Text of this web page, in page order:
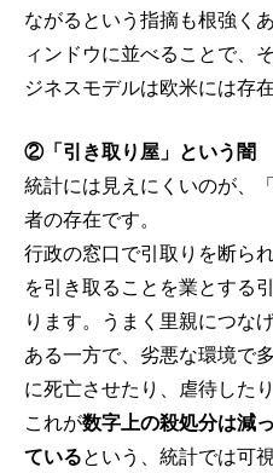
ながるという指摘も根強く
ィンドウに並べることで、
ジネスモデルは欧米には存
②「引き取り屋」という闇
統計には見えにくいのが、
者の存在です。
行政の窓口で引取りを断ら
を引き取ることを業とする
ります。うまく里親につな
ある一方で、劣悪な環境で
に死亡させたり、虐待した
これが数字上の殺処分は減
ているという、統計では可